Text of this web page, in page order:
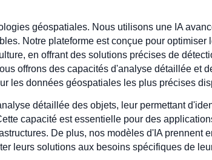
géospatiales. Nous utilisons une IA
Notre plateforme est conçue pour optimiser
en offrant des solutions précises de
offrons des capacités d'analyse détaillée et
les données géospatiales les plus précises
détaillée des objets, leur permettant
capacité est essentielle pour des
De plus, nos modèles d'IA prennent
leurs solutions aux besoins spécifiques de